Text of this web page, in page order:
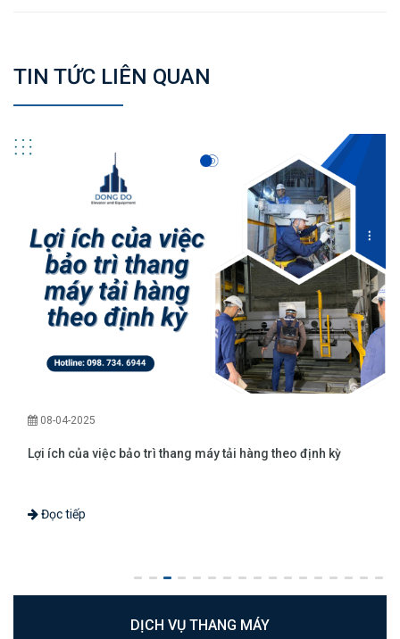
TIN TỨC LIÊN QUAN
08-04-2025
Lợi ích của việc bảo trì thang máy tải hàng theo định kỳ
Đọc tiếp
DỊCH VỤ THANG MÁY